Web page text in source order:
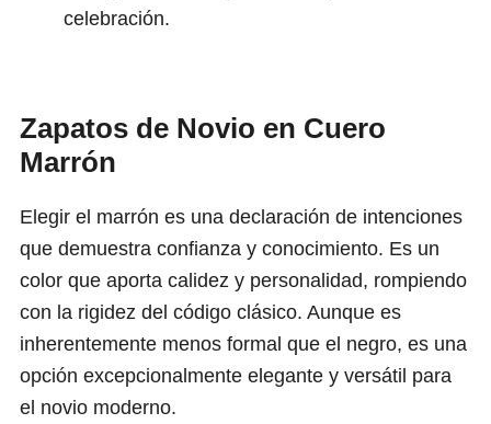
celebración.
Zapatos de Novio en Cuero
Marrón
Elegir el marrón es una declaración de intenciones
que demuestra confianza y conocimiento. Es un
color que aporta calidez y personalidad, rompiendo
con la rigidez del código clásico. Aunque es
inherentemente menos formal que el negro, es una
opción excepcionalmente elegante y versátil para
el novio moderno.